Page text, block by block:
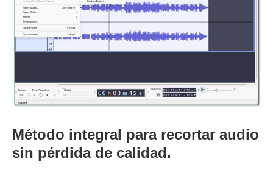
Método integral para recortar audio
sin pérdida de calidad.